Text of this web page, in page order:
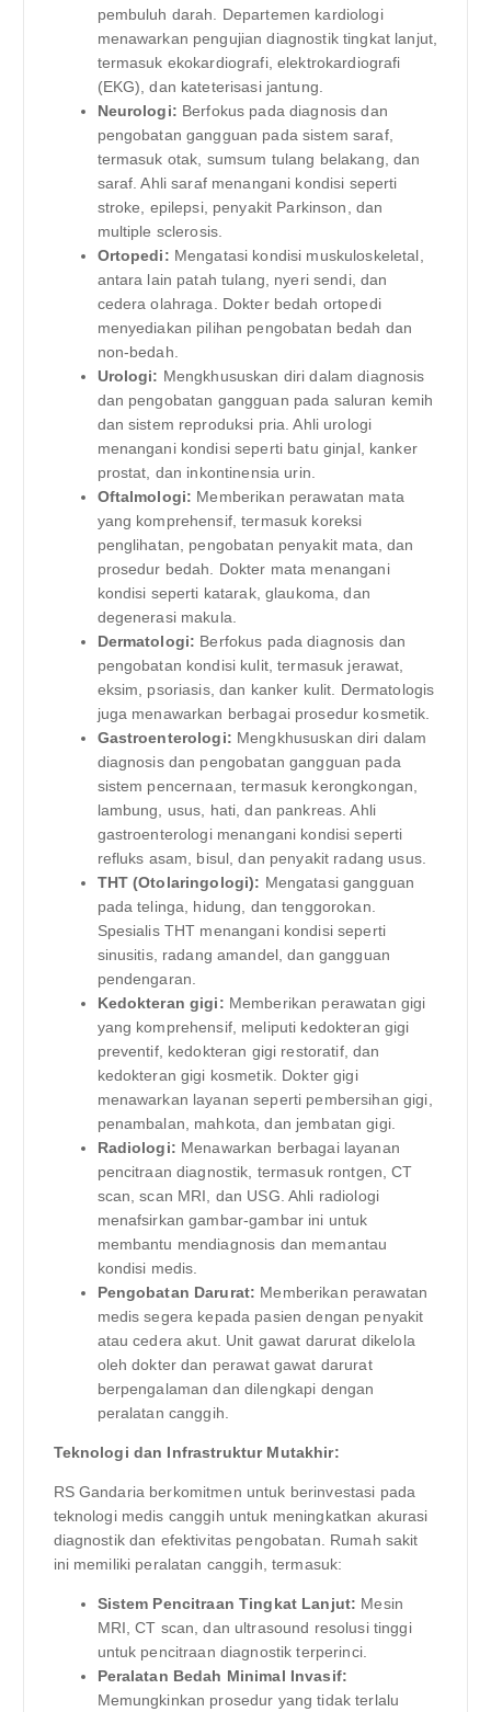
pembuluh darah. Departemen kardiologi
menawarkan pengujian diagnostik tingkat lanjut,
termasuk ekokardiografi, elektrokardiografi
(EKG), dan kateterisasi jantung.
Neurologi: Berfokus pada diagnosis dan
pengobatan gangguan pada sistem saraf,
termasuk otak, sumsum tulang belakang, dan
saraf. Ahli saraf menangani kondisi seperti
stroke, epilepsi, penyakit Parkinson, dan
multiple sclerosis.
Ortopedi: Mengatasi kondisi muskuloskeletal,
antara lain patah tulang, nyeri sendi, dan
cedera olahraga. Dokter bedah ortopedi
menyediakan pilihan pengobatan bedah dan
non-bedah.
Urologi: Mengkhususkan diri dalam diagnosis
dan pengobatan gangguan pada saluran kemih
dan sistem reproduksi pria. Ahli urologi
menangani kondisi seperti batu ginjal, kanker
prostat, dan inkontinensia urin.
Oftalmologi: Memberikan perawatan mata
yang komprehensif, termasuk koreksi
penglihatan, pengobatan penyakit mata, dan
prosedur bedah. Dokter mata menangani
kondisi seperti katarak, glaukoma, dan
degenerasi makula.
Dermatologi: Berfokus pada diagnosis dan
pengobatan kondisi kulit, termasuk jerawat,
eksim, psoriasis, dan kanker kulit. Dermatologis
juga menawarkan berbagai prosedur kosmetik.
Gastroenterologi: Mengkhususkan diri dalam
diagnosis dan pengobatan gangguan pada
sistem pencernaan, termasuk kerongkongan,
lambung, usus, hati, dan pankreas. Ahli
gastroenterologi menangani kondisi seperti
refluks asam, bisul, dan penyakit radang usus.
THT (Otolaringologi): Mengatasi gangguan
pada telinga, hidung, dan tenggorokan.
Spesialis THT menangani kondisi seperti
sinusitis, radang amandel, dan gangguan
pendengaran.
Kedokteran gigi: Memberikan perawatan gigi
yang komprehensif, meliputi kedokteran gigi
preventif, kedokteran gigi restoratif, dan
kedokteran gigi kosmetik. Dokter gigi
menawarkan layanan seperti pembersihan gigi,
penambalan, mahkota, dan jembatan gigi.
Radiologi: Menawarkan berbagai layanan
pencitraan diagnostik, termasuk rontgen, CT
scan, scan MRI, dan USG. Ahli radiologi
menafsirkan gambar-gambar ini untuk
membantu mendiagnosis dan memantau
kondisi medis.
Pengobatan Darurat: Memberikan perawatan
medis segera kepada pasien dengan penyakit
atau cedera akut. Unit gawat darurat dikelola
oleh dokter dan perawat gawat darurat
berpengalaman dan dilengkapi dengan
peralatan canggih.
Teknologi dan Infrastruktur Mutakhir:
RS Gandaria berkomitmen untuk berinvestasi pada
teknologi medis canggih untuk meningkatkan akurasi
diagnostik dan efektivitas pengobatan. Rumah sakit
ini memiliki peralatan canggih, termasuk:
Sistem Pencitraan Tingkat Lanjut: Mesin
MRI, CT scan, dan ultrasound resolusi tinggi
untuk pencitraan diagnostik terperinci.
Peralatan Bedah Minimal Invasif:
Memungkinkan prosedur yang tidak terlalu